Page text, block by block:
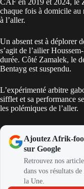
CAF en 2019 et 2024, le
chaque fois à domicile au
à l’aller.
Un absent est à déplorer
s’agit de l’ailier
durée. Côté Zamalek, le
Bentayg est suspendu.
L’expérimenté arbitre
sifflet et sa performance
les polémiques de l’aller.
Ajoutez Afrik-
sur Google
Retrouvez nos
dans vos résultats
la Une.